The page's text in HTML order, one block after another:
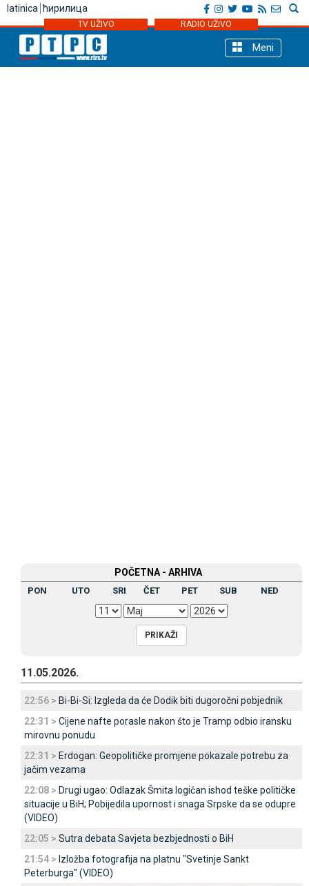
latinica ћирилица
TV UŽIVO RADIO UŽIVO
Meni
POČETNA - ARHIVA
PON UTO SRI ČET PET SUB NED
11.05.2026.
22:56 > Bi-Bi-Si: Izgleda da će Dodik biti dugoročni pobjednik
22:31 > Cijene nafte porasle nakon što je Tramp odbio iransku
mirovnu ponudu
22:31 > Erdogan: Geopolitičke promjene pokazale potrebu za
jačim vezama
22:08 > Drugi ugao: Odlazak Šmita logičan ishod teške političke
situacije u BiH; Pobijedila upornost i snaga Srpske da se odupre
(VIDEO)
22:05 > Sutra debata Savjeta bezbjednosti o BiH
21:54 > Izložba fotografija na platnu "Svetinje Sankt
Peterburga" (VIDEO)